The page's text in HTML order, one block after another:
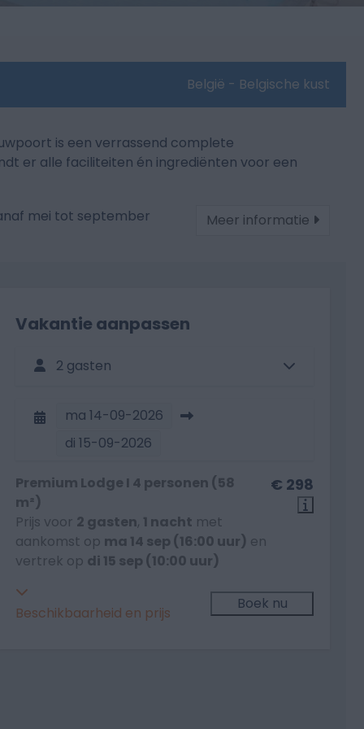
België - Belgische kust
is een verrassend complete
er alle faciliteiten én ingrediënten voor een
mei tot september Meer informatie
Vakantie aanpassen
2 gasten
ma 14-09-2026
di 15-09-2026
€ 298
Premium Lodge I 4 personen (58
m²)
Prijs voor 2 gasten, 1 nacht met
aankomst op ma 14 sep (16:00 uur) en
vertrek op di 15 sep (10:00 uur)
Beschikbaarheid en prijs
Boek nu